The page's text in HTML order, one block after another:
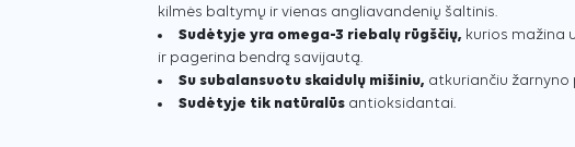
kilmės baltymų ir vienas angliavandenių šaltinis.
Sudėtyje yra omega-3 riebalų rūgščių, kurios mažina
ir pagerina bendrą savijautą.
Su subalansuotu skaidulų mišiniu, atkuriančiu žarnyno
Sudėtyje tik natūralūs antioksidantai.